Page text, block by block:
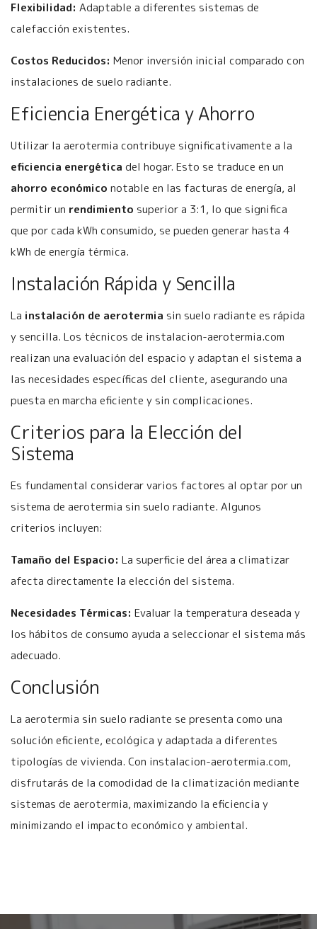
Flexibilidad: Adaptable a diferentes sistemas de
calefacción existentes.
Costos Reducidos: Menor inversión inicial comparado con
instalaciones de suelo radiante.
Eficiencia Energética y Ahorro
Utilizar la aerotermia contribuye significativamente a la
eficiencia energética del hogar. Esto se traduce en un
ahorro económico notable en las facturas de energía, al
permitir un rendimiento superior a 3:1, lo que significa
que por cada kWh consumido, se pueden generar hasta 4
kWh de energía térmica.
Instalación Rápida y Sencilla
La instalación de aerotermia sin suelo radiante es rápida
y sencilla. Los técnicos de instalacion-aerotermia.com
realizan una evaluación del espacio y adaptan el sistema a
las necesidades específicas del cliente, asegurando una
puesta en marcha eficiente y sin complicaciones.
Criterios para la Elección del
Sistema
Es fundamental considerar varios factores al optar por un
sistema de aerotermia sin suelo radiante. Algunos
criterios incluyen:
Tamaño del Espacio: La superficie del área a climatizar
afecta directamente la elección del sistema.
Necesidades Térmicas: Evaluar la temperatura deseada y
los hábitos de consumo ayuda a seleccionar el sistema más
adecuado.
Conclusión
La aerotermia sin suelo radiante se presenta como una
solución eficiente, ecológica y adaptada a diferentes
tipologías de vivienda. Con instalacion-aerotermia.com,
disfrutarás de la comodidad de la climatización mediante
sistemas de aerotermia, maximizando la eficiencia y
minimizando el impacto económico y ambiental.